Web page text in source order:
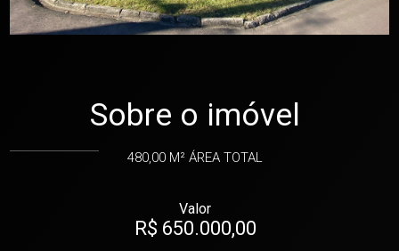
Sobre o imóvel
480,00 M² ÁREA TOTAL
Valor
R$ 650.000,00